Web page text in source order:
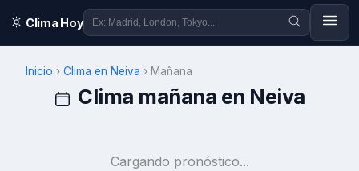
Clima Hoy
Inicio › Clima en Neiva › Mañana
Clima mañana en Neiva
Cargando pronóstico...